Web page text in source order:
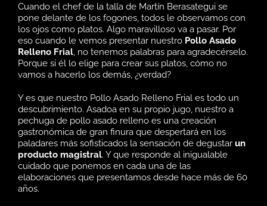
Cuando el chef de la talla de Martín Berasategui se
pone delante de los fogones, todos le observamos con
los ojos como platos. Algo maravilloso va a pasar. Por
eso cuando le vemos presentar nuestro Pollo Asado
Relleno Frial, no tenemos palabras para agradecérselo.
Porque si él lo elige para crear sus platos, cómo no
vamos a hacerlo los demás, ¿verdad?
Y es que nuestro Pollo Asado Relleno Frial es todo un
descubrimiento. Asadoa en su propio jugo, nuestro a
pechuga de pollo asado relleno es una creación
gastronómica de gran finura que despertará en los
paladares más sofisticados la sensación de degustar un
producto magistral. Y que responde al inigualable
cuidado que ponemos en cada una de las
elaboraciones que presentamos desde hace más de 60
años.